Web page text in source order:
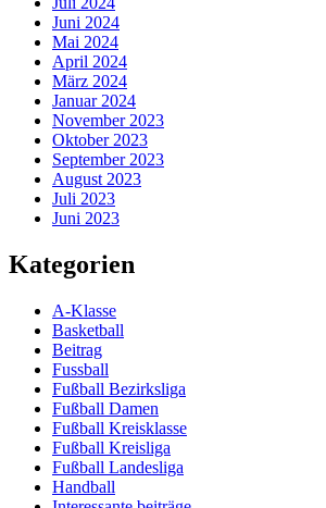
Juni 2024
Mai 2024
April 2024
März 2024
Januar 2024
November 2023
Oktober 2023
September 2023
August 2023
Juli 2023
Juni 2023
Kategorien
A-Klasse
Basketball
Beitrag
Fussball
Fußball Bezirksliga
Fußball Damen
Fußball Kreisklasse
Fußball Kreisliga
Fußball Landesliga
Handball